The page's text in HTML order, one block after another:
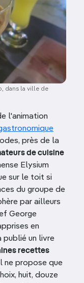
dans la ville de
l'animation
près de la
de cuisine
Elysium
sur le toit si
du groupe de
par ailleurs
George
en
publié un livre
recettes
ne propose que
huit, douze